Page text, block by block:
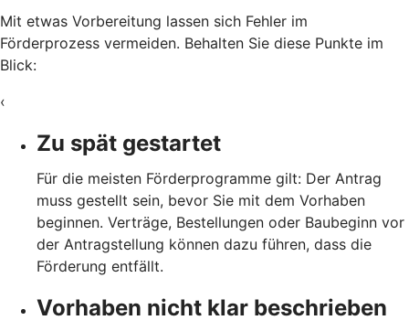
Mit etwas Vorbereitung lassen sich Fehler im
Förderprozess vermeiden. Behalten Sie diese Punkte im
Blick:
‹
Zu spät gestartet
Für die meisten Förderprogramme gilt: Der Antrag
muss gestellt sein, bevor Sie mit dem Vorhaben
beginnen. Verträge, Bestellungen oder Baubeginn vor
der Antragstellung können dazu führen, dass die
Förderung entfällt.
Vorhaben nicht klar beschrieben